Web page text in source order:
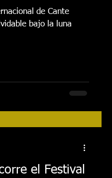
de Cante
bajo la luna
el Festival